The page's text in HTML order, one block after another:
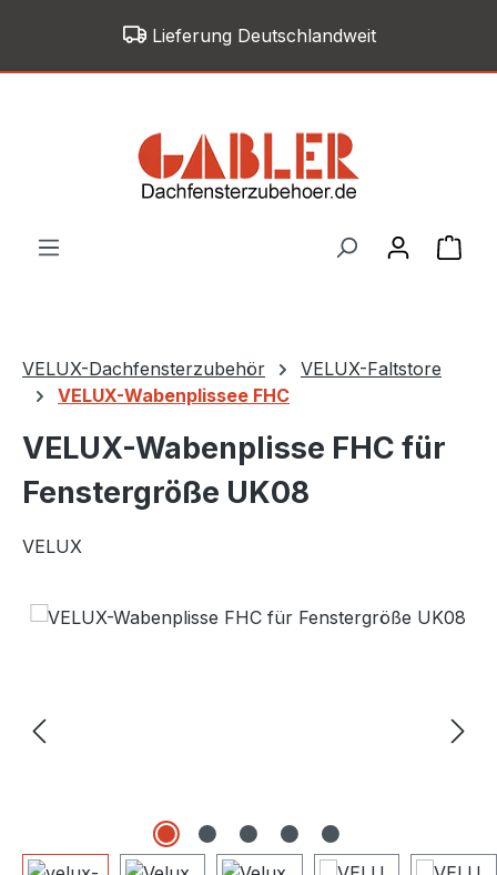
Zum Hauptinhalt springenLieferung Deutschlandweit
VELUX-Dachfensterzubehör
VELUX-Faltstore
VELUX-Wabenplissee FHC
VELUX-Wabenplisse FHC für
Fenstergröße UK08
VELUX
Bildergalerie überspringen